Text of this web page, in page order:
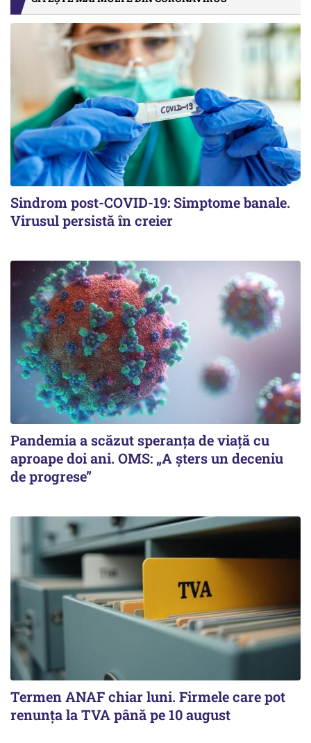
Sindrom post-COVID-19: Simptome banale.
Virusul persistă în creier
Pandemia a scăzut speranţa de viaţă cu
aproape doi ani. OMS: „A şters un deceniu
de progrese”
Termen ANAF chiar luni. Firmele care pot
renunța la TVA până pe 10 august